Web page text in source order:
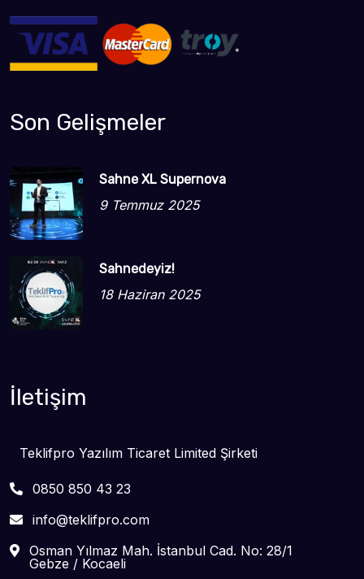
Son Gelişmeler
Sahne XL Supernova
9 Temmuz 2025
Sahnedeyiz!
18 Haziran 2025
İletişim
Teklifpro Yazılım Ticaret Limited Şirketi
0850 850 43 23
info@teklifpro.com
Osman Yılmaz Mah. İstanbul Cad. No: 28/1
Gebze / Kocaeli